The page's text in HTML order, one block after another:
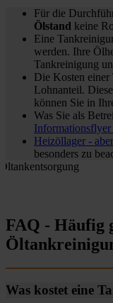
Für die
Ölstand keine
Eine
werden. Ihre
Tankreinigung
Die Kosten einer
Lohnanteil.
können Sie in
Was Sie als
Heizöllager -
besonders zu
FAQ - Häufig
Was kostet eine